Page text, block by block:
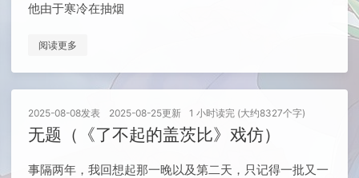
他由于寒冷在抽烟
阅读更多
2025-08-08发表 2025-08-25更新 1 小时读完 (大约8327个字)
无题（《了不起的盖茨比》戏仿）
事隔两年，我回想起那一晚以及第二天，只记得一批又一